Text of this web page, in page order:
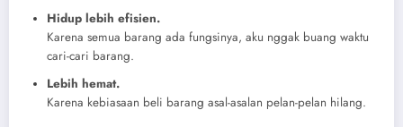
Hidup lebih efisien.
Karena semua barang ada fungsinya, aku nggak buang waktu
cari-cari barang.
Lebih hemat.
Karena kebiasaan beli barang asal-asalan pelan-pelan hilang.